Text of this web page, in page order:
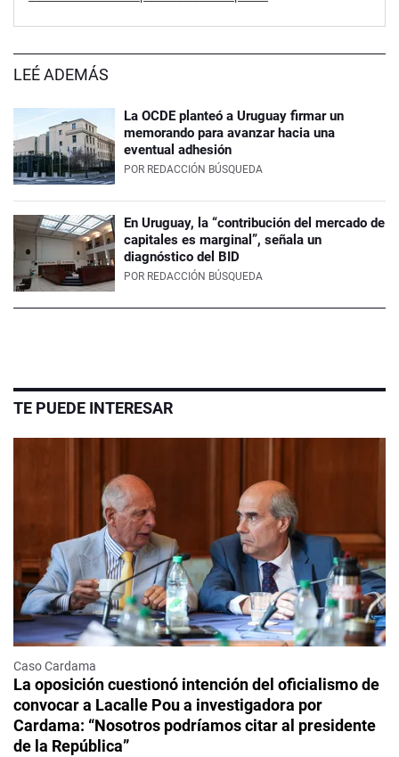
LEÉ ADEMÁS
La OCDE planteó a Uruguay firmar un
memorando para avanzar hacia una
eventual adhesión
POR REDACCIÓN BÚSQUEDA
En Uruguay, la “contribución del mercado de
capitales es marginal”, señala un
diagnóstico del BID
POR REDACCIÓN BÚSQUEDA
TE PUEDE INTERESAR
Caso Cardama
La oposición cuestionó intención del oficialismo de
convocar a Lacalle Pou a investigadora por
Cardama: “Nosotros podríamos citar al presidente
de la República”